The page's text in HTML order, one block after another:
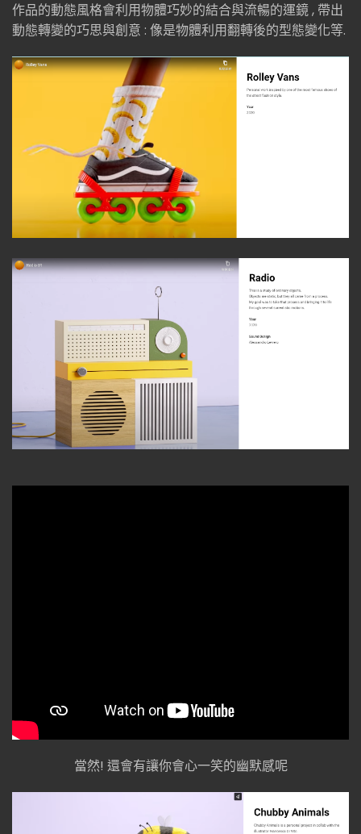
作品的動態風格會利用物體巧妙的結合與流暢的運鏡 , 帶出
動態轉變的巧思與創意 : 像是物體利用翻轉後的型態變化等.
當然! 還會有讓你會心一笑的幽默感呢